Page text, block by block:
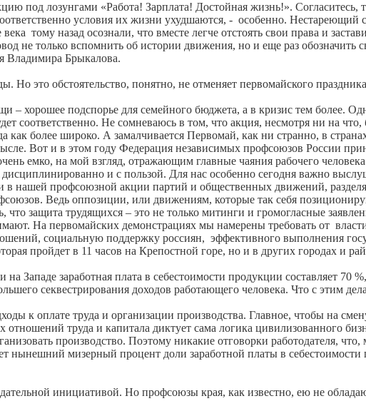
под лозунгами «Работа! Зарплата! Достойная жизнь!». Согласитесь,
условия их жизни ухудшаются, - особенно.
тому назад осознали, что вместе легче отстоять свои права и
не только вспомнить об истории движения, но и еще раз
Владимира Брыкалова.
Но это обстоятельство, понятно, не отменяет первомайского
хорошее подспорье для семейного бюджета, а в кризис тем более.
соответственно. Не сомневаюсь в том, что акция, несмотря ни на
как более широко. А замалчивается Первомай, как ни странно, в
Вот и в этом году Федерация независимых профсоюзов России
емко, на мой взгляд, отражающим главные чаяния рабочего
и с пользой. Для нас особенно сегодня важно
в нашей профсоюзной акции партий и общественных движений,
Ведь оппозиции, или движениям, которые так себя
защита трудящихся – это не только митинги и громогласные
На первомайских демонстрациях мы намерены требовать от
социальную поддержку россиян, эффективного выполнения
пройдет в 11 часов на Крепостной горе, но и в других городах и
Западе заработная плата в себестоимости продукции составляет 70
секвестрирования доходов работающего человека. Что с этим
к оплате труда и организации производства. Главное, чтобы на
отношений труда и капитала диктует сама логика цивилизованного
производство. Поэтому никакие отговорки работодателя,
нынешний мизерный процент доли заработной платы в
инициативой. Но профсоюзы края, как известно, ею не